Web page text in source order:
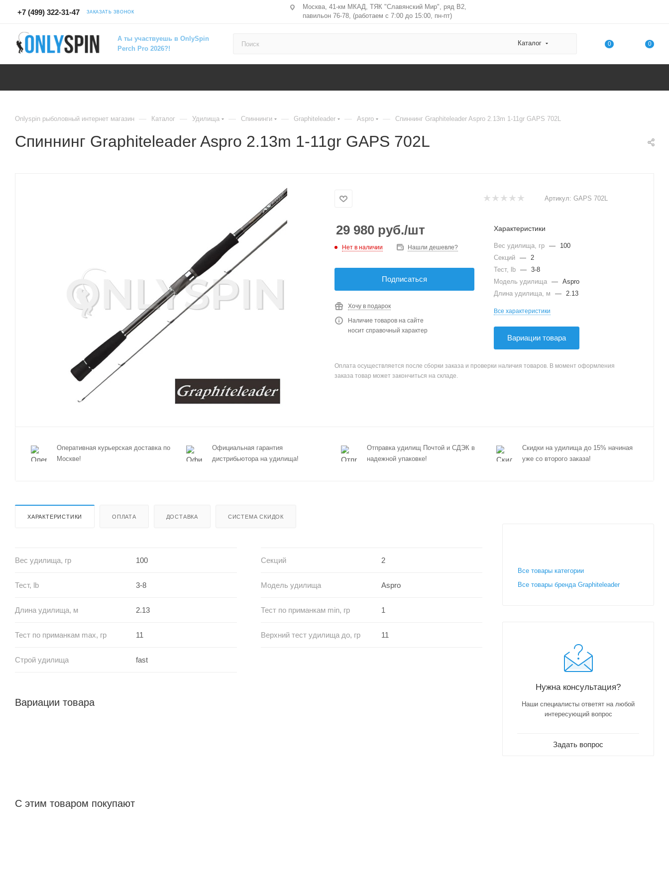
+7 (499) 322-31-47 ЗАКАЗАТЬ ЗВОНОК
Москва, 41-км МКАД, ТЯК "Славянский Мир", ряд В2,
павильон 76-78, (работаем с 7:00 до 15:00, пн-пт)
А ты участвуешь в OnlySpin
Perch Pro 2026?!
Каталог 0 0
Onlyspin рыболовный интернет магазин — Каталог — Удилища — Спиннинги — Graphiteleader — Aspro — Спиннинг Graphiteleader Aspro 2.13m 1-11gr GAPS 702L
Спиннинг Graphiteleader Aspro 2.13m 1-11gr GAPS 702L
Артикул: GAPS 702L
29 980 руб./шт
Нет в наличии Нашли дешевле?
Подписаться
Хочу в подарок
Наличие товаров на сайте
носит справочный характер
Характеристики
Вес удилища, гр —
100
Секций — 2
Тест, lb — 3-8
Модель удилища — Aspro
Длина удилища, м
— 2.13
Все характеристики
Вариации товара
Оплата осуществляется после сборки заказа и проверки наличия товаров. В момент оформления
заказа товар может закончиться на складе.
Оперативная курьерская доставка по
Москве!
Официальная гарантия
дистрибьютора на удилища!
Отправка удилищ Почтой и СДЭК в
надежной упаковке!
Скидки на удилища до 15% начиная
уже со второго заказа!
ХАРАКТЕРИСТИКИ ОПЛАТА ДОСТАВКА СИСТЕМА СКИДОК
Вес удилища, гр 100 Секций 2
Тест, lb 3-8 Модель удилища Aspro
Длина удилища, м 2.13 Тест по приманкам min, гр 1
Тест по приманкам max, гр 11 Верхний тест удилища до, гр 11
Строй удилища fast
Вариации товара
С этим товаром покупают
Все товары категории
Все товары бренда Graphiteleader
Нужна консультация?
Наши специалисты ответят на любой
интересующий вопрос
Задать вопрос